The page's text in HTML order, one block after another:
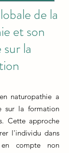
de la
et son
la
naturopathie a
sur la formation
Cette approche
l'individu dans
compte non